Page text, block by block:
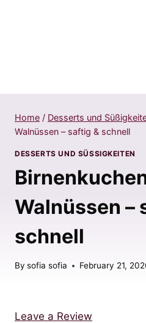
Home / Desserts und
Walnüssen – saftig & schnell
DESSERTS UND SÜSSIGKEITEN
Walnüssen –
schnell
By sofia sofia February 21,
Leave a Review